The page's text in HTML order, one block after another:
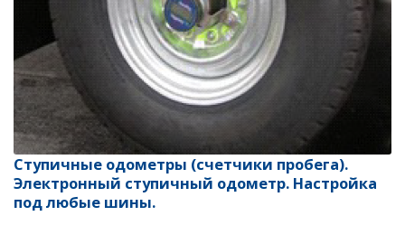
Ступичные одометры (счетчики пробега).
Электронный ступичный одометр. Настройка
под любые шины.